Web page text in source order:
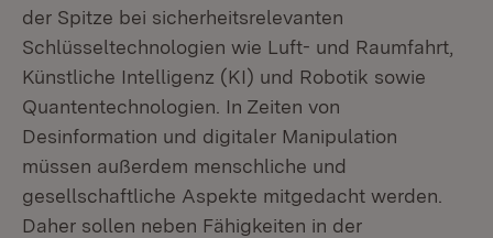
der Spitze bei sicherheitsrelevanten
Schlüsseltechnologien wie Luft- und Raumfahrt,
Künstliche Intelligenz (KI) und Robotik sowie
Quantentechnologien. In Zeiten von
Desinformation und digitaler Manipulation
müssen außerdem menschliche und
gesellschaftliche Aspekte mitgedacht werden.
Daher sollen neben Fähigkeiten in der